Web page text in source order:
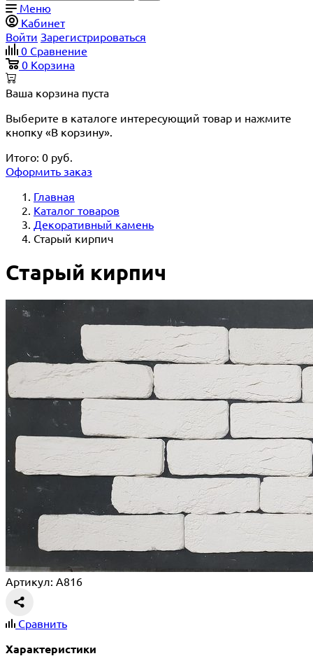
Меню
Кабинет
Войти Зарегистрироваться
0 Сравнение
0 Корзина
Ваша корзина пуста
Выберите в каталоге интересующий товар и нажмите
кнопку «В корзину».
Итого: 0 руб.
Оформить заказ
Главная
Каталог товаров
Декоративный камень
Старый кирпич
Старый кирпич
Артикул: A816
Сравнить
Характеристики